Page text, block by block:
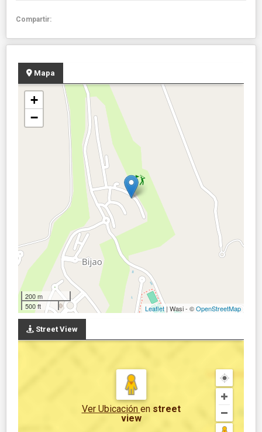
Compartir:
Mapa
+
−
200 m
500 ft
Leaflet | Wasi - ©OpenStreetMap
Street View
Ver Ubicación en street
view